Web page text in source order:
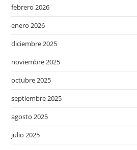
febrero 2026
enero 2026
diciembre 2025
noviembre 2025
octubre 2025
septiembre 2025
agosto 2025
julio 2025